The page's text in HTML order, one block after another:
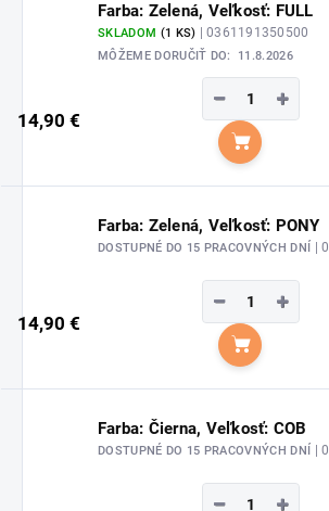
Farba: Zelená, Veľkosť: FULL
SKLADOM (1 KS) | 0361191350500
MÔŽEME DORUČIŤ DO: 11.8.2026
14,90 €
+
−
Do
Farba: Zelená, Veľkosť: PONY
DOSTUPNÉ DO 15 PRACOVNÝCH DNÍ |
14,90 €
+
−
Do
Farba: Čierna, Veľkosť: COB
DOSTUPNÉ DO 15 PRACOVNÝCH DNÍ |
+
−